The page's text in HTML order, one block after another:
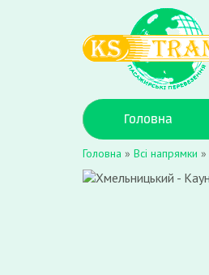
Головна
Головна » Всі напрямки »